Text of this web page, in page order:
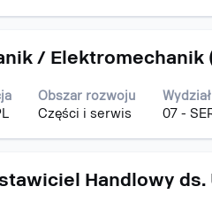
/ Elektromechanik
Obszar rozwoju
Części i serwis
Wydział
07 -
Handlowy